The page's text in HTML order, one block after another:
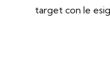
target con le